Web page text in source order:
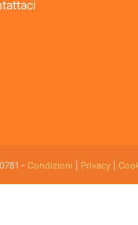
- Condizioni Privacy|